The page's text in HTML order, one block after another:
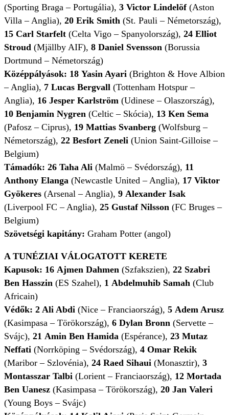
(Sporting Braga – Portugália), 3 Victor Lindelöf (Aston
Villa – Anglia), 20 Erik Smith (St. Pauli – Németország),
15 Carl Starfelt (Celta Vigo – Spanyolország), 24 Elliot
Stroud (Mjällby AIF), 8 Daniel Svensson (Borussia
Dortmund – Németország)
Középpályások: 18 Yasin Ayari (Brighton & Hove Albion
– Anglia), 7 Lucas Bergvall (Tottenham Hotspur –
Anglia), 16 Jesper Karlström (Udinese – Olaszország),
10 Benjamin Nygren (Celtic – Skócia), 13 Ken Sema
(Pafosz – Ciprus), 19 Mattias Svanberg (Wolfsburg –
Németország), 22 Besfort Zeneli (Union Saint-Gilloise –
Belgium)
Támadók: 26 Taha Ali (Malmö – Svédország), 11
Anthony Elanga (Newcastle United – Anglia), 17 Viktor
Gyökeres (Arsenal – Anglia), 9 Alexander Isak
(Liverpool FC – Anglia), 25 Gustaf Nilsson (FC Bruges –
Belgium)
Szövetségi kapitány: Graham Potter (angol)
A TUNÉZIAI VÁLOGATOTT KERETE
Kapusok: 16 Ajmen Dahmen (Szfakszien), 22 Szabri
Ben Hasszin (ES Szahel), 1 Abdelmuhib Samah (Club
Africain)
Védők: 2 Ali Abdi (Nice – Franciaország), 5 Adem Arusz
(Kasimpasa – Törökország), 6 Dylan Bronn (Servette –
Svájc), 21 Amin Ben Hamida (Espérance), 23 Mutaz
Neffati (Norrköping – Svédország), 4 Omar Rekik
(Maribor – Szlovénia), 24 Raed Sihaui (Monasztir), 3
Montasszar Talbi (Lorient – Franciaország), 12 Mortada
Ben Uanesz (Kasimpasa – Törökország), 20 Jan Valeri
(Young Boys – Svájc)